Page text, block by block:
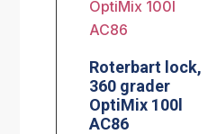
Roterbart lock,
360 grader
OptiMix 100l
AC86